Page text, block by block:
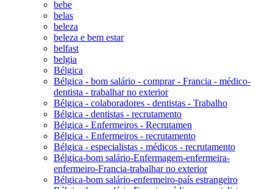
bebe
belas
beleza
beleza e bem estar
belfast
belgia
Bélgica
Bélgica - bom salário - comprar - Francia - médico-
dentista - trabalhar no exterior
Bélgica - colaboradores - dentistas - Trabalho
Bélgica - dentistas - recrutamento
Bélgica - Enfermeiros - Recrutamen
Bélgica - Enfermeiros - recrutamento
Bélgica - especialistas - médicos - recrutamento
Bélgica-bom salário-Enfermagem-enfermeira-
enfermeiro-Francia-trabalhar no exterior
Bélgica-bom salário-enfermeiro-país estrangeiro